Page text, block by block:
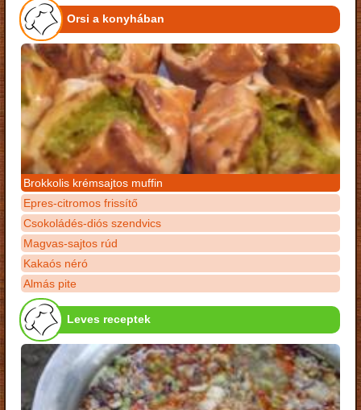
Orsi a konyhában
Brokkolis krémsajtos muffin
Epres-citromos frissítő
Csokoládés-diós szendvics
Magvas-sajtos rúd
Kakaós néró
Almás pite
Leves receptek